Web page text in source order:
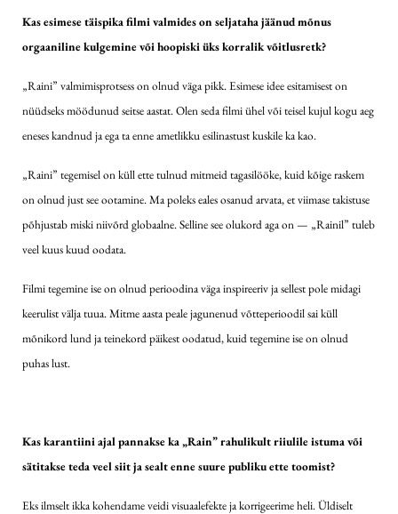
Kas esimese täispika filmi valmides on seljataha jäänud mõnus
orgaaniline kulgemine või hoopiski üks korralik võitlusretk?
„Raini” valmimisprotsess on olnud väga pikk. Esimese idee esitamisest on
nüüdseks möödunud seitse aastat. Olen seda filmi ühel või teisel kujul kogu aeg
eneses kandnud ja ega ta enne ametlikku esilinastust kuskile ka kao.
„Raini” tegemisel on küll ette tulnud mitmeid tagasilööke, kuid kõige raskem
on olnud just see ootamine. Ma poleks eales osanud arvata, et viimase takistuse
põhjustab miski niivõrd globaalne. Selline see olukord aga on — „Rainil” tuleb
veel kuus kuud oodata.
Filmi tegemine ise on olnud perioodina väga inspireeriv ja sellest pole midagi
keerulist välja tuua. Mitme aasta peale jagunenud võtteperioodil sai küll
mõnikord lund ja teinekord päikest oodatud, kuid tegemine ise on olnud
puhas lust.
Kas karantiini ajal pannakse ka „Rain” rahulikult riiulile istuma või
sätitakse teda veel siit ja sealt enne suure publiku ette toomist?
Eks ilmselt ikka kohendame veidi visuaalefekte ja korrigeerime heli. Üldiselt